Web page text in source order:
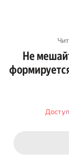
Не